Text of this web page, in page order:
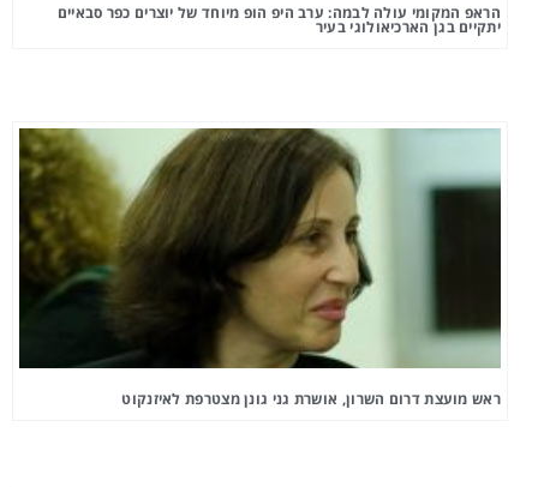
הראפ המקומי עולה לבמה: ערב היפ הופ מיוחד של יוצרים כפר סבאיים
יתקיים בגן הארכיאולוגי בעיר
ראש מועצת דרום השרון, אושרת גני גונן מצטרפת לאיזנקוט